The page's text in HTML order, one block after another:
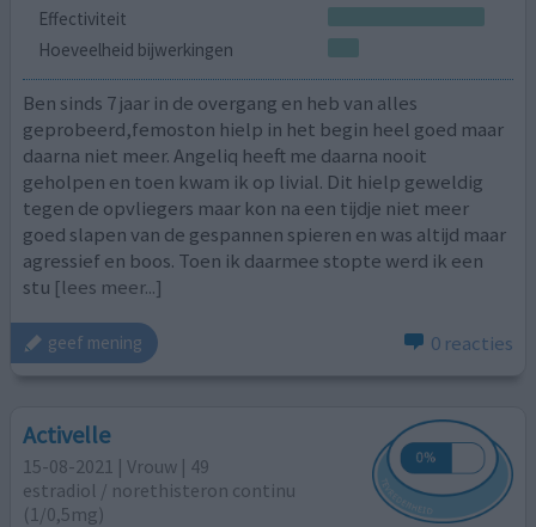
Effectiviteit
Hoeveelheid bijwerkingen
Ben sinds 7 jaar in de overgang en heb van alles
geprobeerd,femoston hielp in het begin heel goed maar
daarna niet meer. Angeliq heeft me daarna nooit
geholpen en toen kwam ik op livial. Dit hielp geweldig
tegen de opvliegers maar kon na een tijdje niet meer
goed slapen van de gespannen spieren en was altijd maar
agressief en boos. Toen ik daarmee stopte werd ik een
stu [lees meer...]
geef mening 0 reacties
Activelle
15-08-2021 | Vrouw | 49
estradiol / norethisteron continu
(1/0,5mg)